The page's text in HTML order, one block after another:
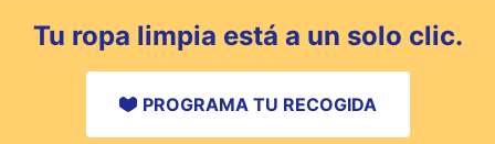
Tu ropa limpia está a un solo clic.
PROGRAMA TU RECOGIDA